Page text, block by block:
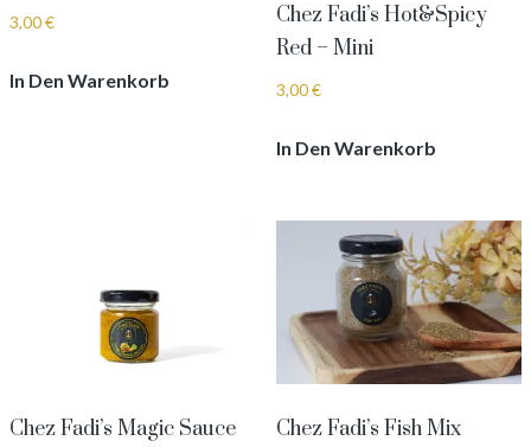
3,00€
In Den Warenkorb
Chez Fadi’s Hot&Spicy
Red – Mini
3,00€
In Den Warenkorb
Chez Fadi’s Magic Sauce
Chez Fadi’s Fish Mix